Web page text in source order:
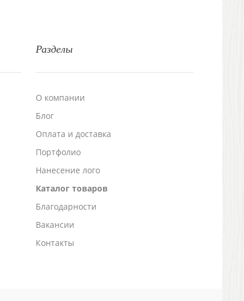
Разделы
О компании
Блог
Оплата и доставка
Портфолио
Нанесение лого
Каталог товаров
Благодарности
Вакансии
Контакты